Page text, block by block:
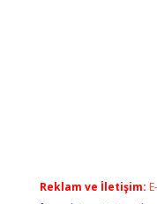
Reklam ve İletişim: